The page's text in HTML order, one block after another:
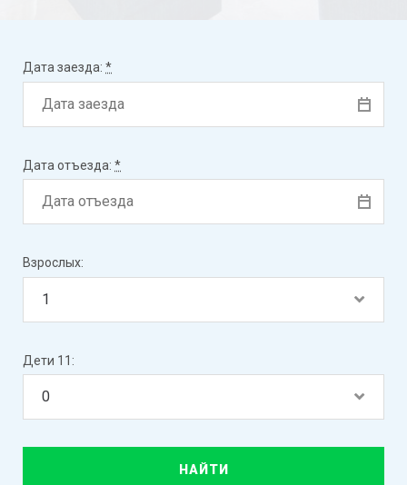
Дата заезда: *
Дата отъезда: *
Взрослых:
Дети 11: